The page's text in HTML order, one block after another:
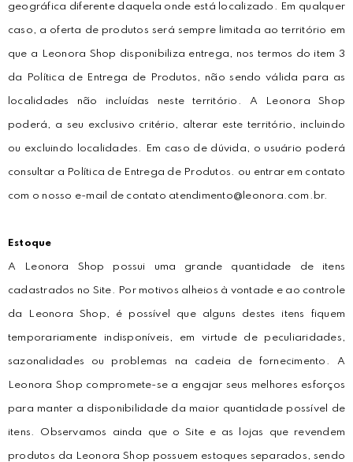
geográfica diferente daquela onde está localizado. Em qualquer
caso, a oferta de produtos será sempre limitada ao território em
que a Leonora Shop disponibiliza entrega, nos termos do item 3
da Política de Entrega de Produtos, não sendo válida para as
localidades não incluídas neste território. A Leonora Shop
poderá, a seu exclusivo critério, alterar este território, incluindo
ou excluindo localidades. Em caso de dúvida, o usuário poderá
consultar a Política de Entrega de Produtos. ou entrar em contato
com o nosso e-mail de contato atendimento@leonora.com.br.
Estoque
A Leonora Shop possui uma grande quantidade de itens
cadastrados no Site. Por motivos alheios à vontade e ao controle
da Leonora Shop, é possível que alguns destes itens fiquem
temporariamente indisponíveis, em virtude de peculiaridades,
sazonalidades ou problemas na cadeia de fornecimento. A
Leonora Shop compromete-se a engajar seus melhores esforços
para manter a disponibilidade da maior quantidade possível de
itens. Observamos ainda que o Site e as lojas que revendem
produtos da Leonora Shop possuem estoques separados, sendo